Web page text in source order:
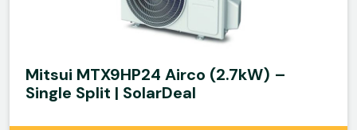
Mitsui MTX9HP24 Airco (2.7kW) –
Single Split | SolarDeal